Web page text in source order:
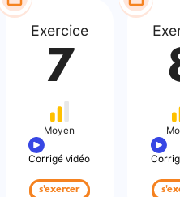
Exercice
7
Moyen
Corrigé vidéo
s'exercer